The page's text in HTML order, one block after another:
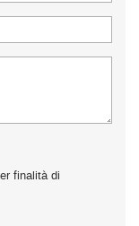
finalità di